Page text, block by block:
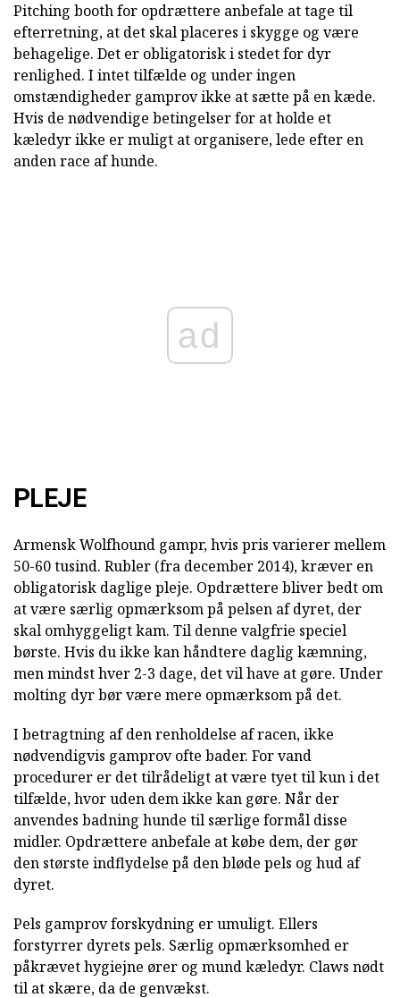
Pitching booth for opdrættere anbefale at tage til
efterretning, at det skal placeres i skygge og være
behagelige. Det er obligatorisk i stedet for dyr
renlighed. I intet tilfælde og under ingen
omstændigheder gamprov ikke at sætte på en kæde.
Hvis de nødvendige betingelser for at holde et
kæledyr ikke er muligt at organisere, lede efter en
anden race af hunde.
ad
PLEJE
Armensk Wolfhound gampr, hvis pris varierer mellem
50-60 tusind. Rubler (fra december 2014), kræver en
obligatorisk daglige pleje. Opdrættere bliver bedt om
at være særlig opmærksom på pelsen af dyret, der
skal omhyggeligt kam. Til denne valgfrie speciel
børste. Hvis du ikke kan håndtere daglig kæmning,
men mindst hver 2-3 dage, det vil have at gøre. Under
molting dyr bør være mere opmærksom på det.
I betragtning af den renholdelse af racen, ikke
nødvendigvis gamprov ofte bader. For vand
procedurer er det tilrådeligt at være tyet til kun i det
tilfælde, hvor uden dem ikke kan gøre. Når der
anvendes badning hunde til særlige formål disse
midler. Opdrættere anbefale at købe dem, der gør
den største indflydelse på den bløde pels og hud af
dyret.
Pels gamprov forskydning er umuligt. Ellers
forstyrrer dyrets pels. Særlig opmærksomhed er
påkrævet hygiejne ører og mund kæledyr. Claws nødt
til at skære, da de genvækst.